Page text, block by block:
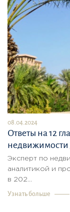
08.04.2024
Ответы на 12
недвижимости
Эксперт по
аналитикой и
в 202...
Узнать больше